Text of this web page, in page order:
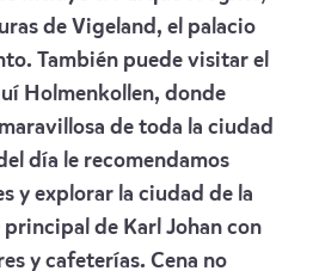
de Vigeland, el palacio
También puede visitar el
Holmenkollen, donde
de toda la ciudad
día le recomendamos
y explorar la ciudad de la
principal de Karl Johan con
y cafeterías. Cena no